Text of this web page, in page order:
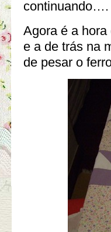
continuando….
Agora é a
e a de trás na
de pesar o